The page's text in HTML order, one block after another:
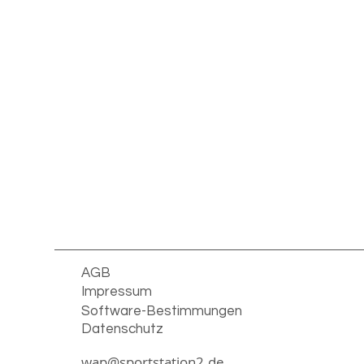
AGB
Impressum
Software-Bestimmungen
Datenschutz